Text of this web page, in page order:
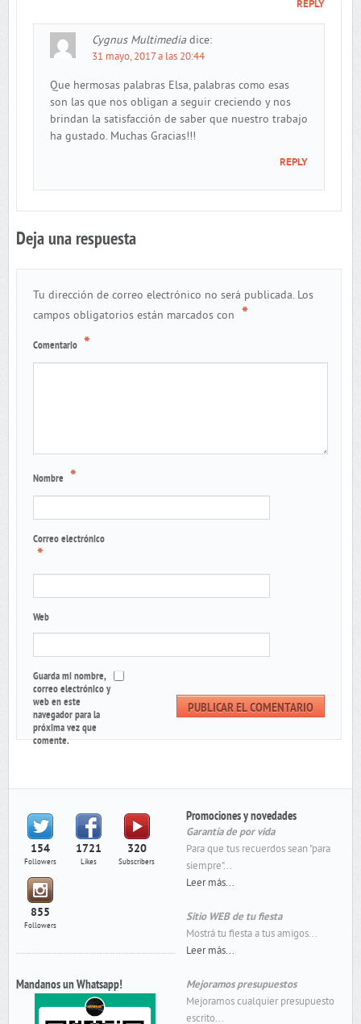
REPLY
Cygnus Multimedia dice:
31 mayo, 2017 a las 20:44
Que hermosas palabras Elsa, palabras como esas
son las que nos obligan a seguir creciendo y nos
brindan la satisfacción de saber que nuestro trabajo
ha gustado. Muchas Gracias!!!
REPLY
Deja una respuesta
Tu dirección de correo electrónico no será publicada. Los
campos obligatorios están marcados con *
Comentario *
Nombre *
Correo electrónico
*
Web
Guarda mi nombre,
correo electrónico y
web en este
navegador para la
próxima vez que
comente.
154
Followers
1721
Likes
320
Subscribers
855
Followers
Mandanos un Whatsapp!
Promociones y novedades
Garantía de por vida
Para que tus recuerdos sean "para
siempre"...
Leer más...
Sitio WEB de tu fiesta
Mostrá tu fiesta a tus amigos...
Leer más...
Mejoramos presupuestos
Mejoramos cualquier presupuesto
escrito...